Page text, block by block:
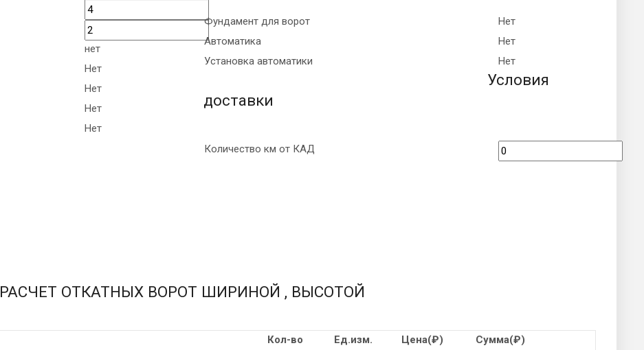
нет
Нет
Нет
Нет
Нет
Фундамент для ворот
Нет
Автоматика
Нет
Установка автоматики
Нет
Условия
доставки
Количество км от КАД
РАСЧЕТ ОТКАТНЫХ ВОРОТ ШИРИНОЙ , ВЫСОТОЙ
Кол-во Ед.изм. Цена(₽) Сумма(₽)